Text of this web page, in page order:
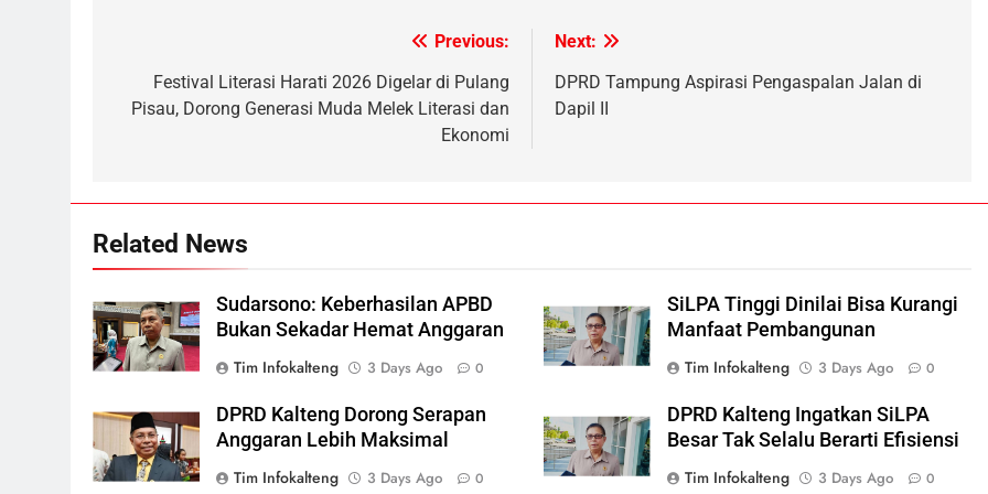
navigation
Previous:
Festival Literasi Harati 2026 Digelar di Pulang
Pisau, Dorong Generasi Muda Melek Literasi dan
Ekonomi
Next:
DPRD Tampung Aspirasi Pengaspalan Jalan di
Dapil II
Related News
Sudarsono: Keberhasilan APBD
Bukan Sekadar Hemat Anggaran
Tim Infokalteng
3 Days Ago 0
SiLPA Tinggi Dinilai Bisa Kurangi
Manfaat Pembangunan
Tim Infokalteng
3 Days Ago 0
DPRD Kalteng Dorong Serapan
Anggaran Lebih Maksimal
Tim Infokalteng
3 Days Ago 0
DPRD Kalteng Ingatkan SiLPA
Besar Tak Selalu Berarti Efisiensi
Tim Infokalteng
3 Days Ago 0
Segera Tuntaskan Pemadaman
Listrik di Kalsel-Teng
NUSANTARA
Anggaran
DPRD KALTENG
DPRD Kalteng Dorong Serapan
Anggaran Lebih Maksimal
DPRD KALTENG LEGISLATIF
1
Warga Geger, Seorang IRT